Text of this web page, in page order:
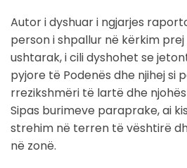
Autor i dyshuar i ngjarjes
person i shpallur në kërkim prej
ushtarak, i cili dyshohet se
pyjore të Podenës dhe njihej si
rrezikshmëri të lartë dhe
Sipas burimeve paraprake, ai
strehim në terren të vështirë
në zonë.